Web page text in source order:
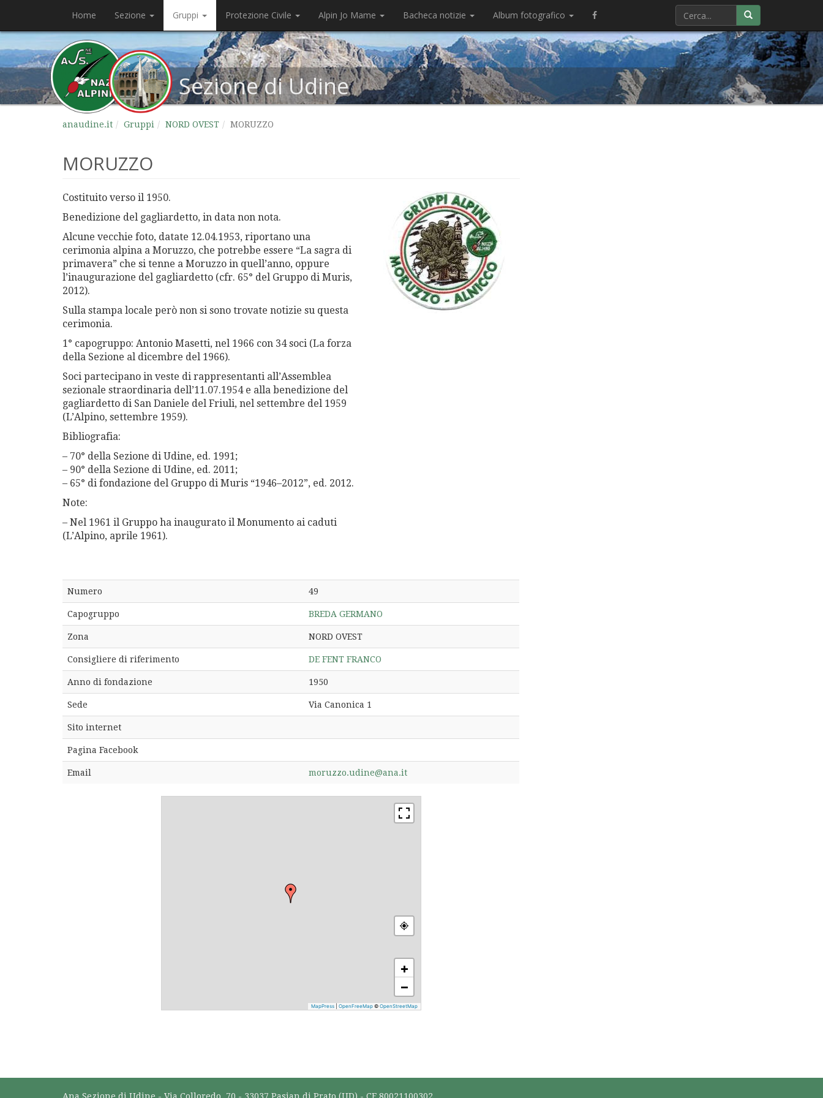
Home Sezione Gruppi Protezione Civile Alpin Jo Mame Bacheca notizie Album fotografico
Sezione di Udine
anaudine.it Gruppi NORD OVEST MORUZZO
MORUZZO
Costituito verso il 1950.
Benedizione del gagliardetto, in data non nota.
Alcune vecchie foto, datate 12.04.1953, riportano una
cerimonia alpina a Moruzzo, che potrebbe essere “La sagra di
primavera” che si tenne a Moruzzo in quell’anno, oppure
l’inaugurazione del gagliardetto (cfr. 65° del Gruppo di Muris,
2012).
Sulla stampa locale però non si sono trovate notizie su questa
cerimonia.
1° capogruppo: Antonio Masetti, nel 1966 con 34 soci (La forza
della Sezione al dicembre del 1966).
Soci partecipano in veste di rappresentanti all’Assemblea
sezionale straordinaria dell’11.07.1954 e alla benedizione del
gagliardetto di San Daniele del Friuli, nel settembre del 1959
(L’Alpino, settembre 1959).
Bibliografia:
– 70° della Sezione di Udine, ed. 1991;
– 90° della Sezione di Udine, ed. 2011;
– 65° di fondazione del Gruppo di Muris “1946–2012”, ed. 2012.
Note:
– Nel 1961 il Gruppo ha inaugurato il Monumento ai caduti
(L’Alpino, aprile 1961).
Numero 49
Capogruppo BREDA GERMANO
Zona NORD OVEST
Consigliere di riferimento DE FENT FRANCO
Anno di fondazione 1950
Sede Via Canonica 1
Sito internet
Pagina Facebook
Email moruzzo.udine@ana.it
+
−
MapPress OpenFreeMap© OpenStreetMap